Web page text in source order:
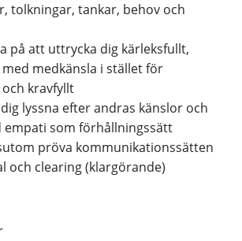
tolkningar, tankar, behov och
på att uttrycka dig kärleksfullt,
medkänsla i stället för
kravfyllt
lyssna efter andras känslor och
empati som förhållningssätt
pröva kommunikationssätten
och clearing (klargörande)